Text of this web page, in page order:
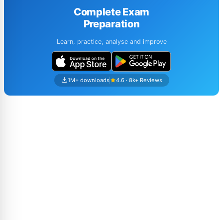
Complete Exam
Preparation
Learn, practice, analyse and improve
1M+ downloads 4.6 · 8k+ Reviews